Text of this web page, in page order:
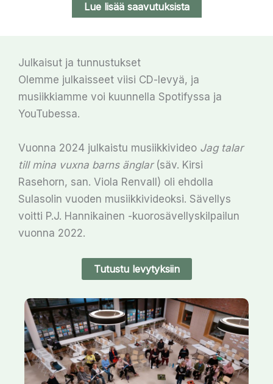
Lue lisää saavutuksista
Julkaisut ja tunnustukset
Olemme julkaisseet viisi CD-levyä, ja
musiikkiamme voi kuunnella Spotifyssa ja
YouTubessa.
Vuonna 2024 julkaistu musiikkivideo Jag talar
till mina vuxna barns änglar(säv. Kirsi
Rasehorn, san. Viola Renvall) oli ehdolla
Sulasolin vuoden musiikkivideoksi. Sävellys
voitti P.J. Hannikainen -kuorosävellyskilpailun
vuonna 2022.
Tutustu levytyksiin